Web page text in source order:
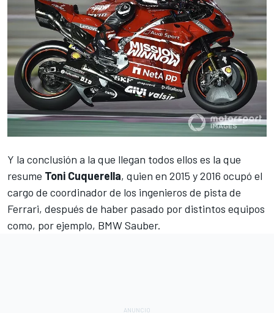
Y la conclusión a la que llegan todos ellos es la que
resume Toni Cuquerella, quien en 2015 y 2016 ocupó el
cargo de coordinador de los ingenieros de pista de
Ferrari, después de haber pasado por distintos equipos
como, por ejemplo, BMW Sauber.